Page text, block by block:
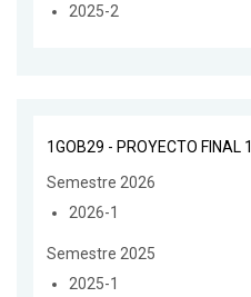
2025-2
1GOB29 - PROYECTO FINAL 1
Semestre 2026
2026-1
Semestre 2025
2025-1